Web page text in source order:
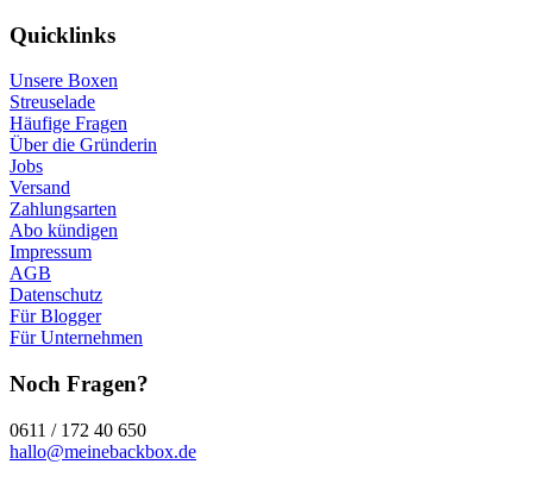
Quicklinks
Unsere Boxen
Streuselade
Häufige Fragen
Über die Gründerin
Jobs
Versand
Zahlungsarten
Abo kündigen
Impressum
AGB
Datenschutz
Für Blogger
Für Unternehmen
Noch Fragen?
0611 / 172 40 650
hallo@meinebackbox.de